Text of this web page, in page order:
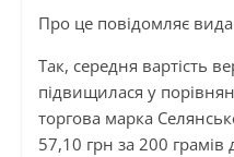
Про це повідомляє
Так, середня вартість
підвищилася у
торгова марка
57,10 грн за 200